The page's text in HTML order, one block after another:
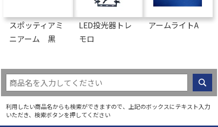
スポッティアミ
ニアーム 黒
LED投光器トレ
モロ
アームライトA
利用したい商品名からも検索ができますので、上記のボックスにテキスト入力
いただき、検索ボタンを押してください